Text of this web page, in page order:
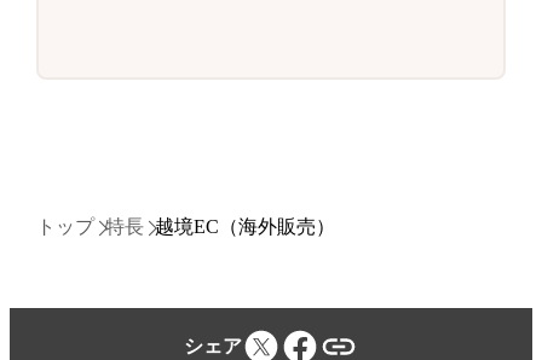
トップ 特長 越境EC（海外販売）
シェア